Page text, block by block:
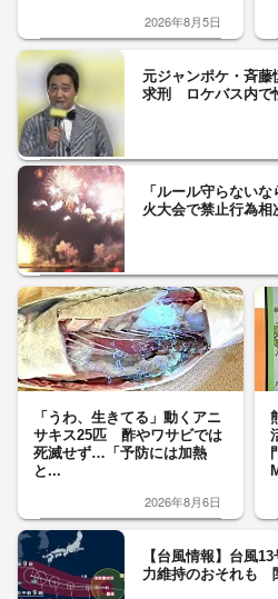
2026年8月5日
元ジャンポケ・斉藤
求刑 ロケバス内
「ルール守らない
火大会で禁止行為
「うわ、生きてる」動くアニ
サキス25匹 酢やワサビでは
死滅せず…「予防には加熱
と...
2026年8月6日
【台風情報】台風
力維持のおそれも